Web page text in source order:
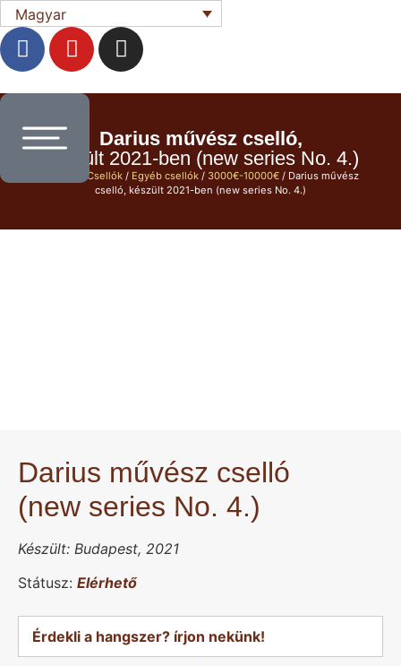
Magyar
Darius művész cselló,
készült 2021-ben (new series No. 4.)
Csellók / Egyéb csellók / 3000€-10000€ / Darius művész
cselló, készült 2021-ben (new series No. 4.)
Darius művész cselló
(new series No. 4.)
Készült: Budapest, 2021
Státusz: Elérhető
Érdekli a hangszer? írjon nekünk!